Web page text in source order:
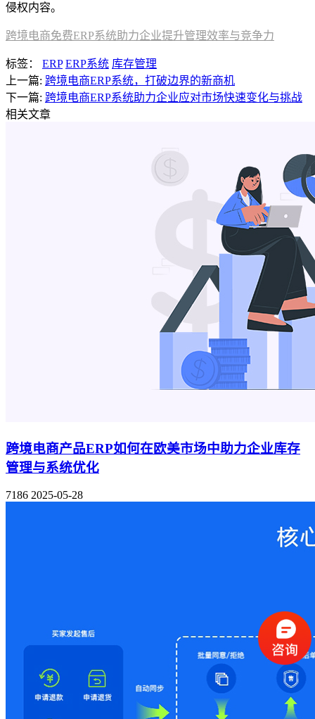
侵权内容。
跨境电商免费ERP系统助力企业提升管理效率与竞争力
标签： ERP ERP系统 库存管理
上一篇: 跨境电商ERP系统，打破边界的新商机
下一篇: 跨境电商ERP系统助力企业应对市场快速变化与挑战
相关文章
跨境电商产品ERP如何在欧美市场中助力企业库存
管理与系统优化
7186 2025-05-28